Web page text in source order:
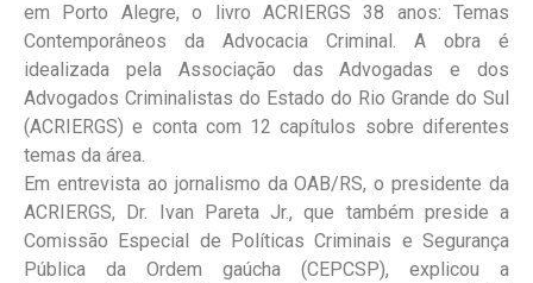
em Porto Alegre, o livro ACRIERGS 38 anos: Temas
Contemporâneos da Advocacia Criminal. A obra é
idealizada pela Associação das Advogadas e dos
Advogados Criminalistas do Estado do Rio Grande do Sul
(ACRIERGS) e conta com 12 capítulos sobre diferentes
temas da área.
Em entrevista ao jornalismo da OAB/RS, o presidente da
ACRIERGS, Dr. Ivan Pareta Jr., que também preside a
Comissão Especial de Políticas Criminais e Segurança
Pública da Ordem gaúcha (CEPCSP), explicou a